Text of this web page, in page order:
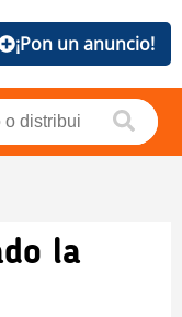
¡Pon un anuncio!
la